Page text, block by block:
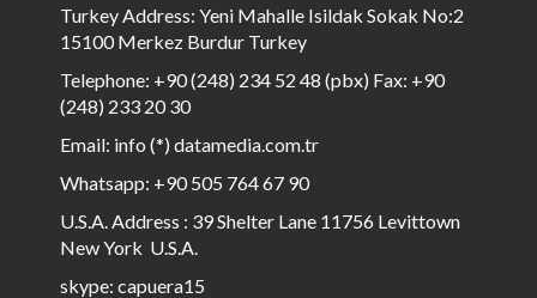
Turkey Address: Yeni Mahalle Isildak Sokak No:2
15100 Merkez Burdur Turkey
Telephone: +90 (248) 234 52 48 (pbx) Fax: +90
(248) 233 20 30
Email: info (*) datamedia.com.tr
Whatsapp: +90 505 764 67 90
U.S.A. Address : 39 Shelter Lane 11756 Levittown
New York U.S.A.
skype: capuera15